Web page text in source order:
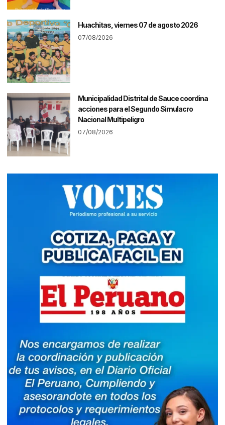
Huachitas, viernes 07 de agosto 2026
07/08/2026
Municipalidad Distrital de Sauce coordina
acciones para el Segundo Simulacro
Nacional Multipeligro
07/08/2026